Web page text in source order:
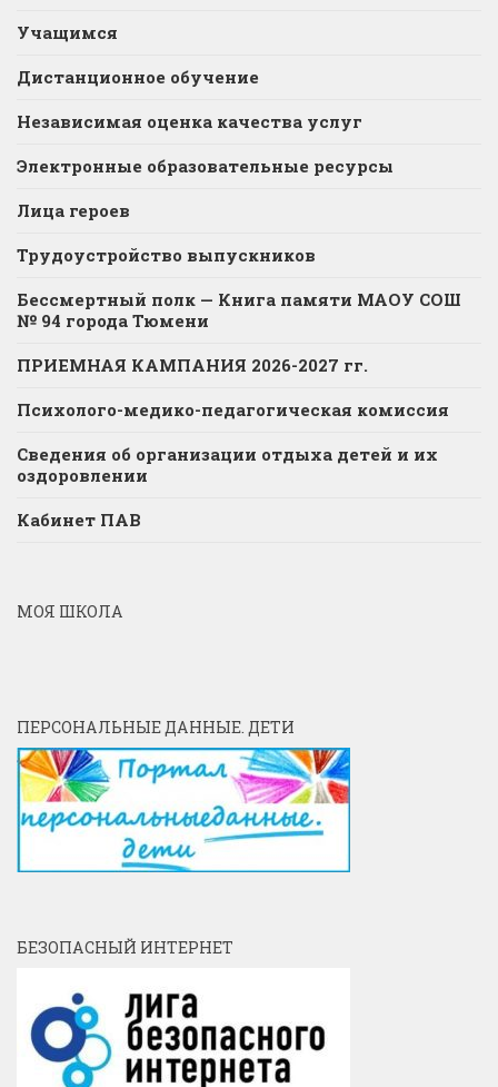
Учащимся
Дистанционное обучение
Независимая оценка качества услуг
Электронные образовательные ресурсы
Лица героев
Трудоустройство выпускников
Бессмертный полк — Книга памяти МАОУ СОШ
№ 94 города Тюмени
ПРИЕМНАЯ КАМПАНИЯ 2026-2027 гг.
Психолого-медико-педагогическая комиссия
Сведения об организации отдыха детей и их
оздоровлении
Кабинет ПАВ
МОЯ ШКОЛА
ПЕРСОНАЛЬНЫЕ ДАННЫЕ. ДЕТИ
БЕЗОПАСНЫЙ ИНТЕРНЕТ